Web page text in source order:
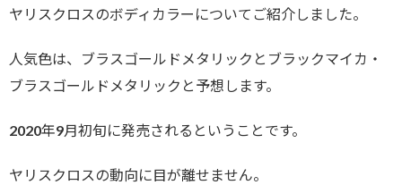
ヤリスクロスのボディカラーについてご紹介しました。
人気色は、ブラスゴールドメタリックとブラックマイカ・
ブラスゴールドメタリックと予想します。
2020年9月初旬に発売されるということです。
ヤリスクロスの動向に目が離せません。